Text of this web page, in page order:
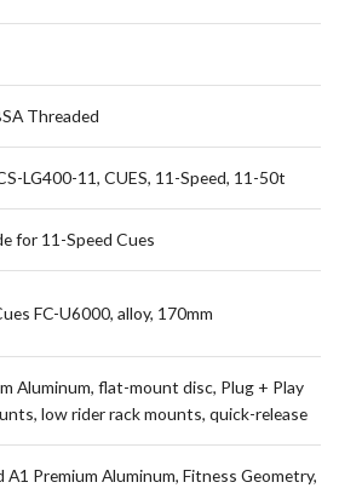
Threaded
LG400-11, CUES, 11-Speed, 11-50t
for 11-Speed Cues
FC-U6000, alloy, 170mm
Aluminum, flat-mount disc, Plug + Play
low rider rack mounts, quick-release
A1 Premium Aluminum, Fitness Geometry,